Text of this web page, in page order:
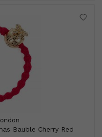
Bauble Cherry Red